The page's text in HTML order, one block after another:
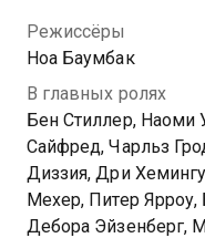
Режиссёры
Ноа Баумбак
В главных ролях
Бен Стиллер, Наоми
Сайфред, Чарльз
Диззия, Дри
Мехер, Питер Ярроу,
Дебора Эйзенберг,